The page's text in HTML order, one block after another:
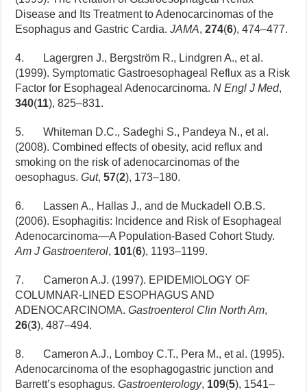
Disease and Its Treatment to Adenocarcinomas of the
Esophagus and Gastric Cardia.JAMA,274(6), 474–477.
4. Lagergren J., Bergström R., Lindgren A., et al.
(1999). Symptomatic Gastroesophageal Reflux as a Risk
Factor for Esophageal Adenocarcinoma.N Engl J Med,
340(11), 825–831.
5. Whiteman D.C., Sadeghi S., Pandeya N., et al.
(2008). Combined effects of obesity, acid reflux and
smoking on the risk of adenocarcinomas of the
oesophagus.Gut,57(2), 173–180.
6. Lassen A., Hallas J., and de Muckadell O.B.S.
(2006). Esophagitis: Incidence and Risk of Esophageal
Adenocarcinoma—A Population-Based Cohort Study.
Am J Gastroenterol, 101(6), 1193–1199.
7. Cameron A.J. (1997). EPIDEMIOLOGY OF
COLUMNAR-LINED ESOPHAGUS AND
ADENOCARCINOMA.Gastroenterol Clin North Am,
26(3), 487–494.
8. Cameron A.J., Lomboy C.T., Pera M., et al. (1995).
Adenocarcinoma of the esophagogastric junction and
Barrett’s esophagus.Gastroenterology, 109(5), 1541–